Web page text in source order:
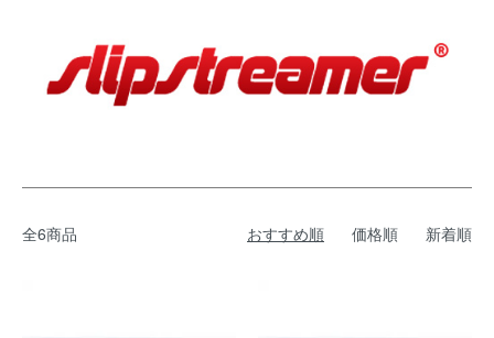
全6商品 おすすめ順 価格順 新着順